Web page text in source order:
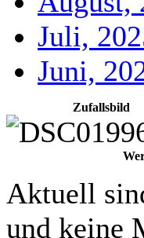
Juli,
Juni,
Zufallsbild
Aktuell
und keine